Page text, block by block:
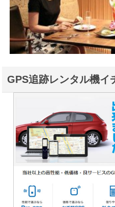
GPS追跡レンタル機イ